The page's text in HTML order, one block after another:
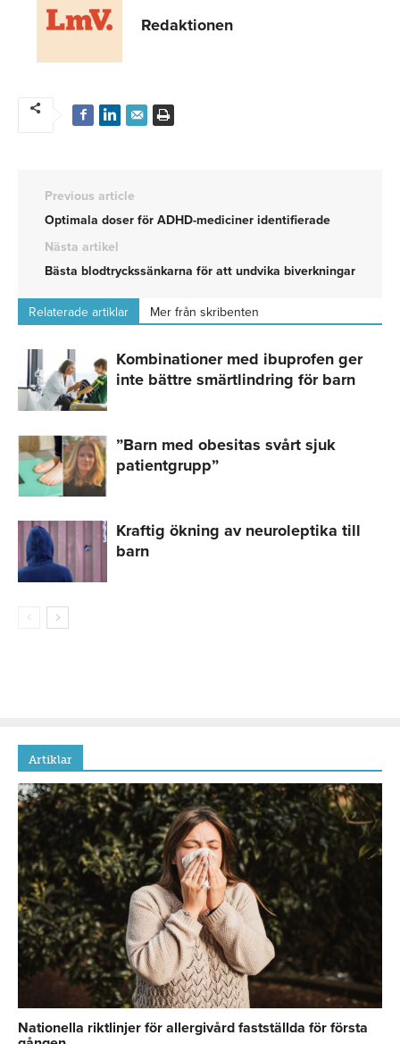
Redaktionen
Previous article
Optimala doser för ADHD-mediciner identifierade
Nästa artikel
Bästa blodtryckssänkarna för att undvika biverkningar
Relaterade artiklar Mer från skribenten
Kombinationer med ibuprofen ger
inte bättre smärtlindring för barn
”Barn med obesitas svårt sjuk
patientgrupp”
Kraftig ökning av neuroleptika till
barn
Artiklar
Nationella riktlinjer för allergivård fastställda för första